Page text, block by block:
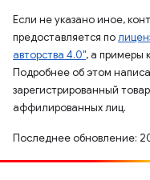
Если не указано иное,
предоставляется по
авторства 4.0", а примеры
Подробнее об этом
зарегистрированный
аффилированных лиц.
Последнее обновление: